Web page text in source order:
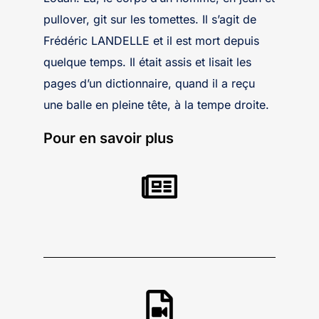
pullover, git sur les tomettes. Il s’agit de
Frédéric LANDELLE et il est mort depuis
quelque temps. Il était assis et lisait les
pages d’un dictionnaire, quand il a reçu
une balle en pleine tête, à la tempe droite.
Pour en savoir plus